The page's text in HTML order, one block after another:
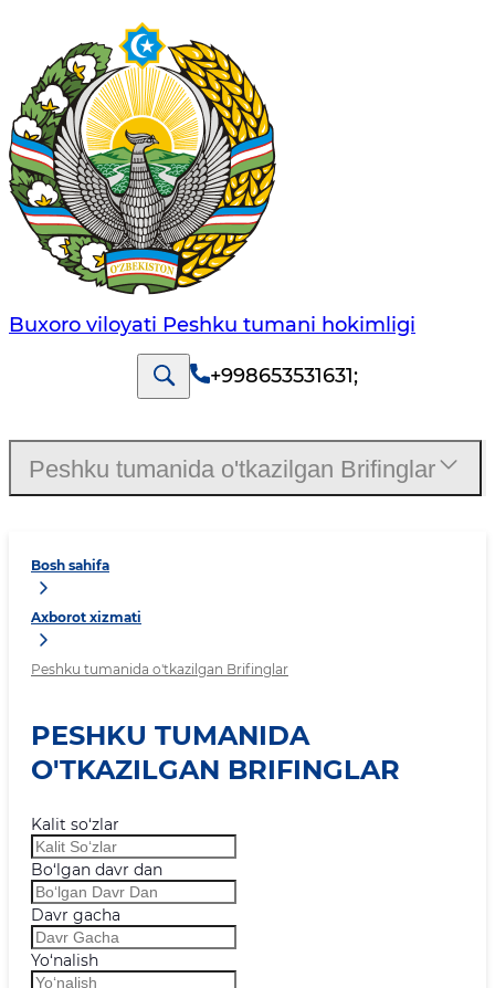
Buxoro viloyati Peshku tumani hokimligi
+998653531631;
Bosh sahifa
Axborot xizmati
Peshku tumanida o'tkazilgan Brifinglar
PESHKU TUMANIDA
O'TKAZILGAN BRIFINGLAR
Kalit so‘zlar
Bo‘lgan davr dan
Davr gacha
Yo‘nalish
Peshku tumanida o'tkazilgan Brifinglar